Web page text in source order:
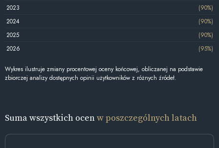
2023
(90%)
2024
(90%)
2025
(90%)
2026
(95%)
Wykres ilustruje zmiany procentowej oceny końcowej, obliczanej na podstawie
zbiorczej analizy dostępnych opinii użytkowników z różnych źródeł.
Suma wszystkich ocenw poszczególnych latach